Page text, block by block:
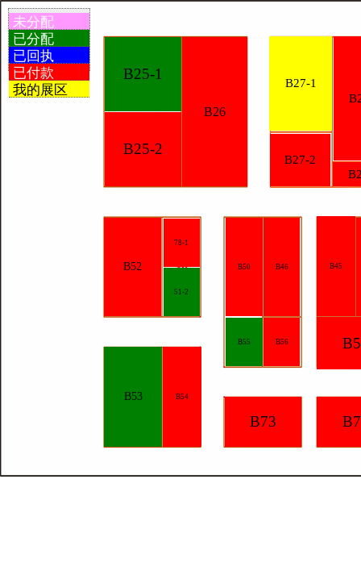
未分配
已分配
已回执
已付款
我的展区
B25-1
B26
B27-1
B27-2
B52
78-1
B50 B46
B56
B45
B53 B54
B73
B55
B25-2
51-2